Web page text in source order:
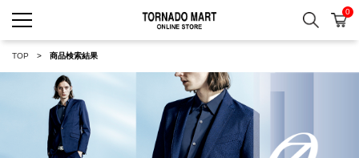
検索 カ
0
TOP 商品検索結果